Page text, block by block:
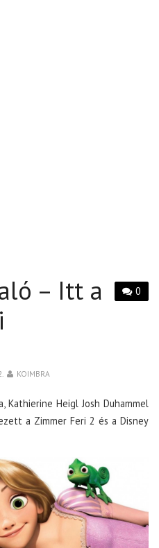
0
– Itt a
KOIMBRA
Heigl Josh Duhammel
a Zimmer Feri 2 és a Disney